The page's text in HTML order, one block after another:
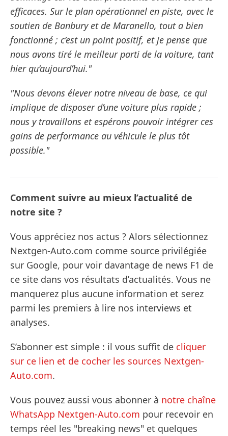
efficaces. Sur le plan opérationnel en piste, avec le
soutien de Banbury et de Maranello, tout a bien
fonctionné ; c’est un point positif, et je pense que
nous avons tiré le meilleur parti de la voiture, tant
hier qu’aujourd’hui."
"Nous devons élever notre niveau de base, ce qui
implique de disposer d’une voiture plus rapide ;
nous y travaillons et espérons pouvoir intégrer ces
gains de performance au véhicule le plus tôt
possible."
Comment suivre au mieux l’actualité de
notre site ?
Vous appréciez nos actus ? Alors sélectionnez
Nextgen-Auto.com comme source privilégiée
sur Google, pour voir davantage de news F1 de
ce site dans vos résultats d’actualités. Vous ne
manquerez plus aucune information et serez
parmi les premiers à lire nos interviews et
analyses.
S’abonner est simple : il vous suffit de cliquer
sur ce lien et de cocher les sources Nextgen-
Auto.com.
Vous pouvez aussi vous abonner à notre chaîne
WhatsApp Nextgen-Auto.com pour recevoir en
temps réel les "breaking news" et quelques